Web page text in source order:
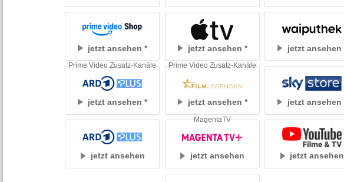
jetzt ansehen jetzt ansehen jetzt ansehen
jetzt ansehen
Prime Video Zusatz-Kanäle
jetzt ansehen
Prime Video Zusatz-Kanäle
jetzt ansehen
jetzt ansehen jetzt ansehen
MagentaTV
jetzt ansehen